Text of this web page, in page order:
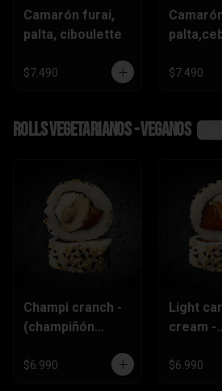
Camarón furai,
palta, ciboulette
$7.490 $7.490
Rolls vegetarianos - veganos
Champi cranch -
(champiñón
crema,pimentón)
$6.990
Light
cream -
tempura,
$6.990